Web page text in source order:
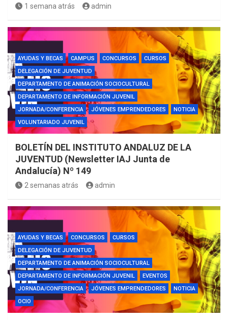
1 semana atrás admin
AYUDAS Y BECAS CAMPUS CONCURSOS
CURSOS
DELEGACIÓN DE JUVENTUD
DEPARTAMENTO DE ANIMACIÓN SOCIOCULTURAL
DEPARTAMENTO DE INFORMACIÓN JUVENIL
JORNADA/CONFERENCIA
JÓVENES EMPRENDEDORES
NOTICIA
VOLUNTARIADO JUVENIL
BOLETÍN DEL INSTITUTO ANDALUZ DE LA
JUVENTUD (Newsletter IAJ Junta de
Andalucía) Nº 149
2 semanas atrás admin
AYUDAS Y BECAS CONCURSOS
CURSOS
DELEGACIÓN DE JUVENTUD
DEPARTAMENTO DE ANIMACIÓN SOCIOCULTURAL
DEPARTAMENTO DE INFORMACIÓN JUVENIL
EVENTOS
JORNADA/CONFERENCIA
JÓVENES EMPRENDEDORES
NOTICIA
OCIO